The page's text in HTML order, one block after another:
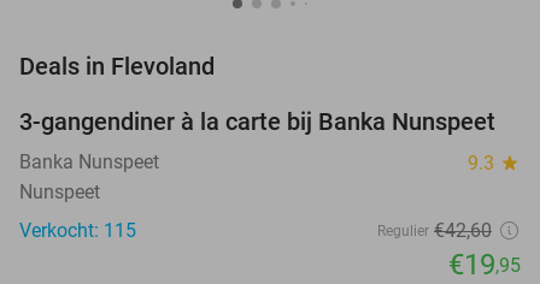
Deals in Flevoland
53%
NEW
TODAY
3-gangendiner à la carte bij Banka Nunspeet
Banka Nunspeet 9.3 star
Nunspeet
Verkocht: 115
Regulier €42,60
€19,95